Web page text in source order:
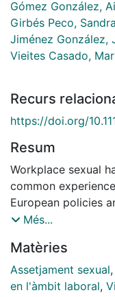
Gómez González,
Girbés Peco, Sandra
Jiménez González,
Vieites Casado,
Recurs
https://doi.org/
Resum
Workplace sexual
common
European policies
establish
establishing risk
to prevent and
WSH risk
Més...
Matèries
Assetjament sexual,
en l'àmbit laboral,